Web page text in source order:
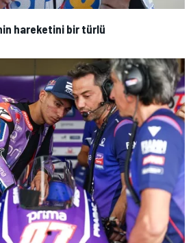
hareketini bir türlü